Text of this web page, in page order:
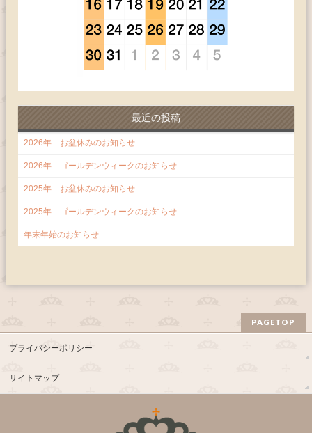
最近の投稿
2026年 お盆休みのお知らせ
2026年 ゴールデンウィークのお知らせ
2025年 お盆休みのお知らせ
2025年 ゴールデンウィークのお知らせ
年末年始のお知らせ
PAGETOP
プライバシーポリシー
サイトマップ